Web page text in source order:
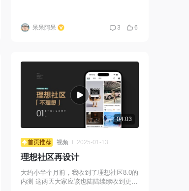
呆呆阿呆 3 6
04:03
视频 2025-01-13
理想社区再设计
大约小半个月前，我收到了理想社区8.0的
内测 这两天大家应该也陆陆续续收到更新